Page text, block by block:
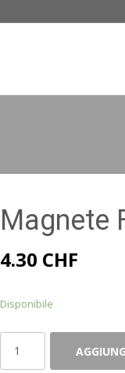
Magnete
4.30 CHF
Disponibile